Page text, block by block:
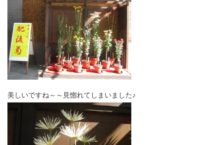
美しいですね～～見惚れてしまいました♪